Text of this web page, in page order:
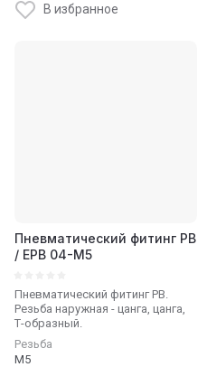
В избранное
Пневматический фитинг PB
/ EPB 04-M5
Пневматический фитинг PB.
Резьба наружная - цанга, цанга,
Т-образный.
Резьба
М5